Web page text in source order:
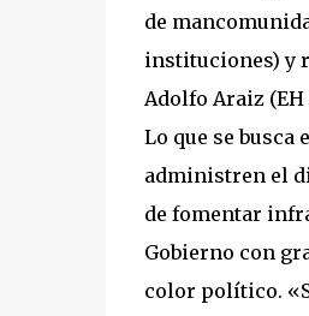
de
instituciones) y
Adolfo Araiz
Lo que se busca
administren el
de fomentar
Gobierno con
color político.